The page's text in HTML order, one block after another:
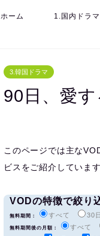
ホーム 1.国内ドラマ
3.韓国ドラマ
90日、愛す
このページでは主な
ビスをご紹介しています
VODの特徴で絞り
無料期間： すべて 30
無料期間後の月額： すべて